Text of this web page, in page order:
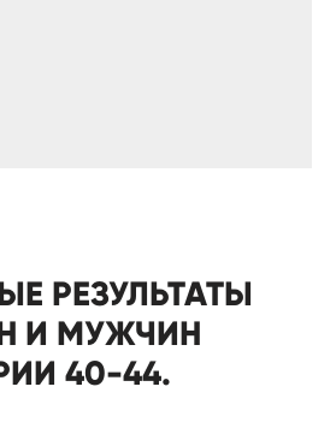
РЕЗУЛЬТАТЫ
И МУЖЧИН
40-44.